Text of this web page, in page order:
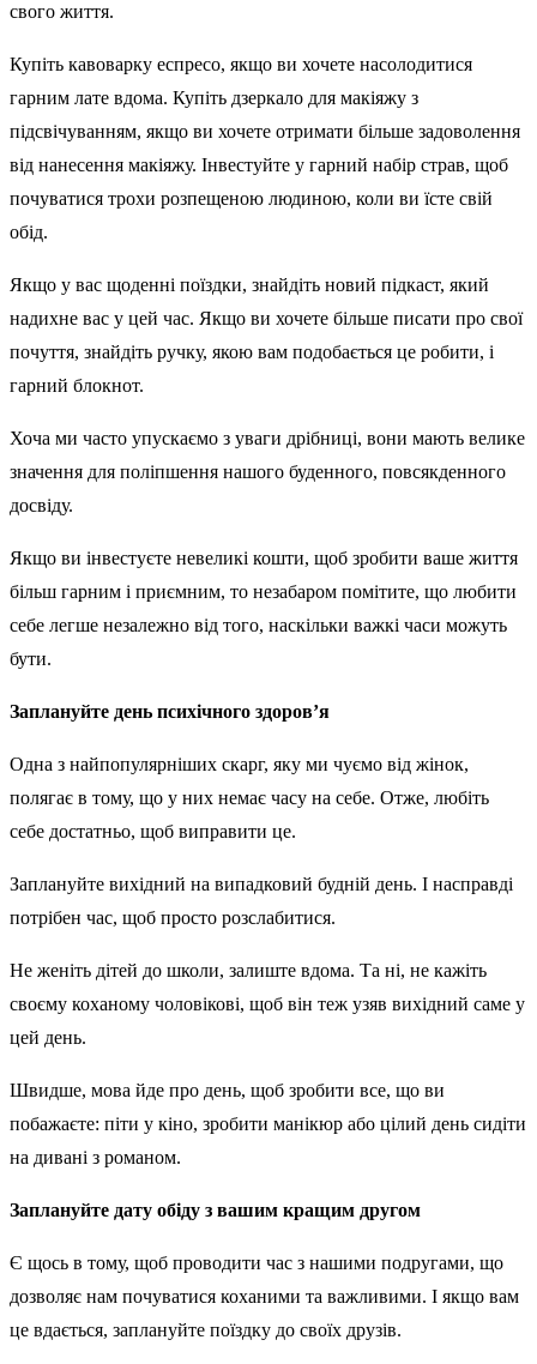
свого життя.
Купіть кавоварку еспресо, якщо ви хочете насолодитися
гарним лате вдома. Купіть дзеркало для макіяжу з
підсвічуванням, якщо ви хочете отримати більше задоволення
від нанесення макіяжу. Інвестуйте у гарний набір страв, щоб
почуватися трохи розпещеною людиною, коли ви їсте свій
обід.
Якщо у вас щоденні поїздки, знайдіть новий підкаст, який
надихне вас у цей час. Якщо ви хочете більше писати про свої
почуття, знайдіть ручку, якою вам подобається це робити, і
гарний блокнот.
Хоча ми часто упускаємо з уваги дрібниці, вони мають велике
значення для поліпшення нашого буденного, повсякденного
досвіду.
Якщо ви інвестуєте невеликі кошти, щоб зробити ваше життя
більш гарним і приємним, то незабаром помітите, що любити
себе легше незалежно від того, наскільки важкі часи можуть
бути.
Заплануйте день психічного здоров’я
Одна з найпопулярніших скарг, яку ми чуємо від жінок,
полягає в тому, що у них немає часу на себе. Отже, любіть
себе достатньо, щоб виправити це.
Заплануйте вихідний на випадковий будній день. І насправді
потрібен час, щоб просто розслабитися.
Не женіть дітей до школи, залиште вдома. Та ні, не кажіть
своєму коханому чоловікові, щоб він теж узяв вихідний саме у
цей день.
Швидше, мова йде про день, щоб зробити все, що ви
побажаєте: піти у кіно, зробити манікюр або цілий день сидіти
на дивані з романом.
Заплануйте дату обіду з вашим кращим другом
Є щось в тому, щоб проводити час з нашими подругами, що
дозволяє нам почуватися коханими та важливими. І якщо вам
це вдається, заплануйте поїздку до своїх друзів.